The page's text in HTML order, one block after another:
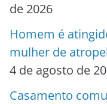
de 2026
Homem é
mulher de
4 de agosto de
Casamento